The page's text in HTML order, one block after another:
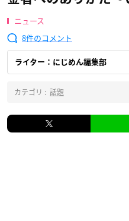
ニュース
8
ライター：にじめん編集部
カテゴリ : 話題